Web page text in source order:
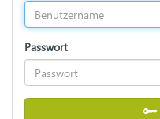
Passwort